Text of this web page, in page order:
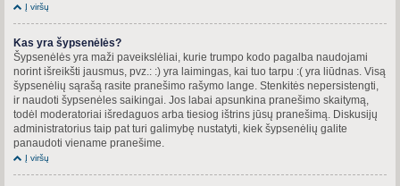
Į viršų
Kas yra šypsenėlės?
Šypsenėlės yra maži paveikslėliai, kurie trumpo kodo pagalba naudojami
norint išreikšti jausmus, pvz.: :) yra laimingas, kai tuo tarpu :( yra liūdnas. Visą
šypsenėlių sąrašą rasite pranešimo rašymo lange. Stenkitės nepersistengti,
ir naudoti šypsenėles saikingai. Jos labai apsunkina pranešimo skaitymą,
todėl moderatoriai išredaguos arba tiesiog ištrins jūsų pranešimą. Diskusijų
administratorius taip pat turi galimybę nustatyti, kiek šypsenėlių galite
panaudoti viename pranešime.
Į viršų